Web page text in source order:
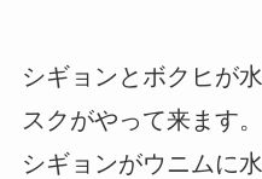
シギョンとボクヒが
スクがやって来ます。
シギョンがウニムに